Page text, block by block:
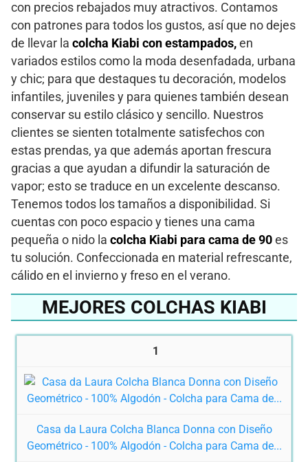
con precios rebajados muy atractivos. Contamos
con patrones para todos los gustos, así que no dejes
de llevar la colcha Kiabi con estampados, en
variados estilos como la moda desenfadada, urbana
y chic; para que destaques tu decoración, modelos
infantiles, juveniles y para quienes también desean
conservar su estilo clásico y sencillo. Nuestros
clientes se sienten totalmente satisfechos con
estas prendas, ya que además aportan frescura
gracias a que ayudan a difundir la saturación de
vapor; esto se traduce en un excelente descanso.
Tenemos todos los tamaños a disponibilidad. Si
cuentas con poco espacio y tienes una cama
pequeña o nido la colcha Kiabi para cama de 90 es
tu solución. Confeccionada en material refrescante,
cálido en el invierno y freso en el verano.
MEJORES COLCHAS KIABI
1
Casa da Laura Colcha Blanca Donna con Diseño
Geométrico - 100% Algodón - Colcha para Cama de...